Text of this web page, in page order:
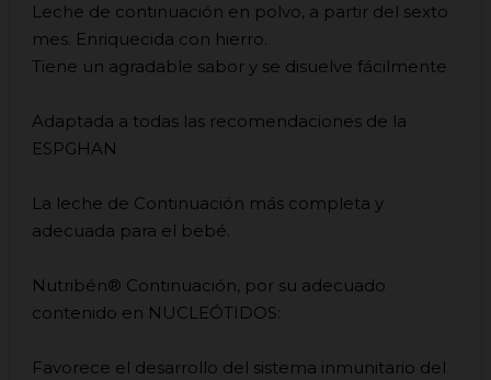
Leche de continuación en polvo, a partir del sexto
mes. Enriquecida con hierro.
Tiene un agradable sabor y se disuelve fácilmente
Adaptada a todas las recomendaciones de la
ESPGHAN
La leche de Continuación más completa y
adecuada para el bebé.
Nutribén® Continuación, por su adecuado
contenido en NUCLEÓTIDOS:
Favorece el desarrollo del sistema inmunitario del